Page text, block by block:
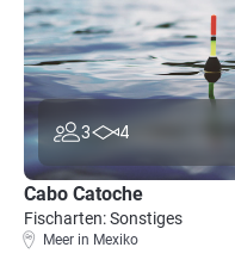
3 4
Cabo Catoche
Fischarten: Sonstiges
Meer in Mexiko